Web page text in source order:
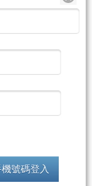
同張飛當年馳
週（或短期）
。
法)未完
號碼登入